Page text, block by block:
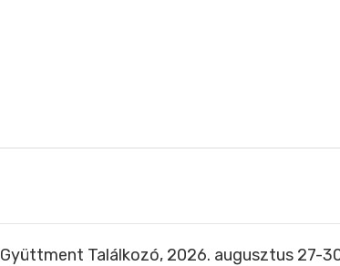
Gyüttment Találkozó, 2026. augusztus 27-